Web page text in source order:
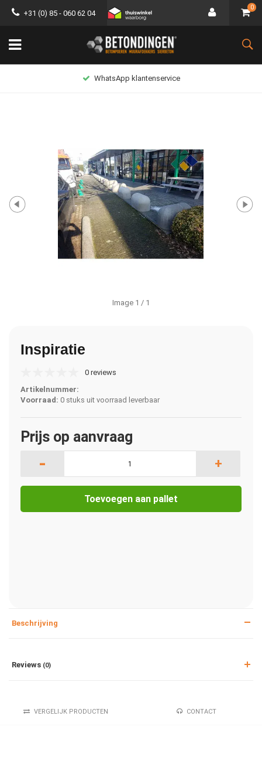
+31 (0) 85 - 060 62 04
0
WhatsApp klantenservice
Image 1 / 1
Inspiratie
0 reviews
Artikelnummer:
Voorraad: 0 stuks uit voorraad leverbaar
Prijs op aanvraag
- +
Toevoegen aan pallet
Beschrijving
Reviews (0)
VERGELIJK PRODUCTEN CONTACT